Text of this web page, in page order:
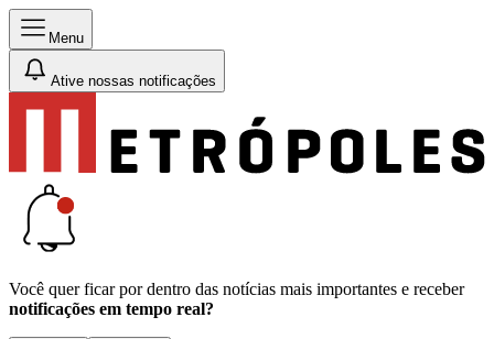
Menu
Ative nossas notificações
Você quer ficar por dentro das notícias mais importantes e receber
notificações em tempo real?